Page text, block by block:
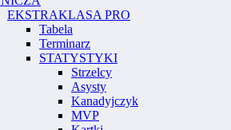
EKSTRAKLASA PRO
Tabela
Terminarz
STATYSTYKI
Strzelcy
Asysty
Kanadyjczyk
MVP